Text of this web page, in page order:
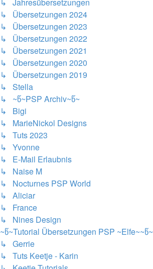
↳ Übersetzungen 2024
↳ Übersetzungen 2023
↳ Übersetzungen 2022
↳ Übersetzungen 2021
↳ Übersetzungen 2020
↳ Übersetzungen 2019
↳ Stella
↳ ~წ~PSP Archiv~წ~
↳ Bigi
↳ MarieNickol Designs
↳ Tuts 2023
↳ Yvonne
↳ E-Mail Erlaubnis
↳ Naise M
↳ Nocturnes PSP World
↳ Aliciar
↳ France
↳ Nines Design
~წ~Tutorial Übersetzungen PSP ~Elfe~~წ~
↳ Gerrie
↳ Tuts Keetje - Karin